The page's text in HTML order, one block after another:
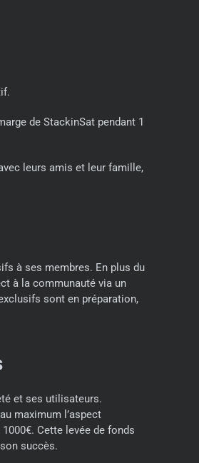
de StackinSat pendant 1
leurs amis et leur famille,
à ses membres. En plus du
à la communauté via un
sont en préparation,
et ses utilisateurs.
maximum l’aspect
Cette levée de fonds
succès.